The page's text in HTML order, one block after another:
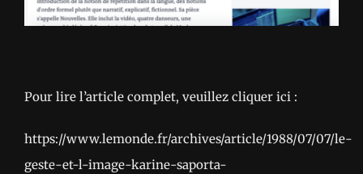
Pour lire l’article complet, veuillez cliquer ici :
https://www.lemonde.fr/archives/article/1988/07/07/le-
geste-et-l-image-karine-saporta-